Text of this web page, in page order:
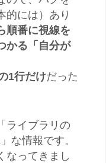
的には）あり
順番に視線を
かる「自分が
1行だけだった
ライブラリの
な情報です。
なってきまし